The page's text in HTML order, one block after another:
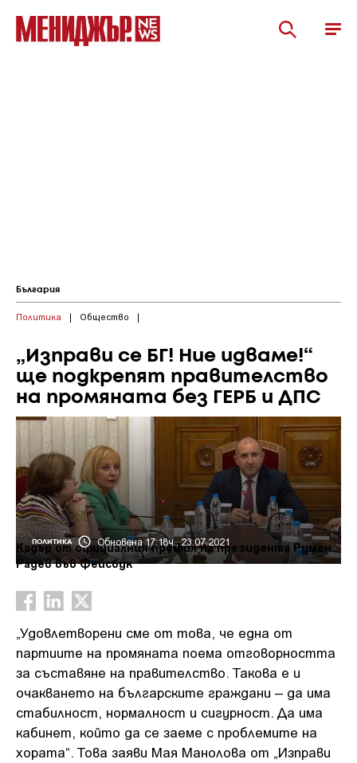
България
Политика | Общество |
„Изправи се БГ! Ние идваме!“
ще подкрепят правителство
на промяната без ГЕРБ и ДПС
ПОЛИТИКА Обновена 17:18ч., 23.07.2021
Кадър от официалния профил на президента Румен
Радев във Фейсбук
„Удовлетворени сме от това, че една от
партиите на промяната поема отговорността
за съставяне на правителство. Такова е и
очакването на българските граждани – да има
стабилност, нормалност и сигурност. Да има
кабинет, който да се заеме с проблемите на
хората“. Това заяви Мая Манолова от „Изправи